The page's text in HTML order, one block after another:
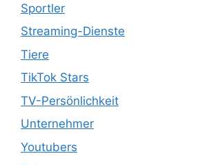
Sportler
Streaming-Dienste
Tiere
TikTok Stars
TV-Persönlichkeit
Unternehmer
Youtubers